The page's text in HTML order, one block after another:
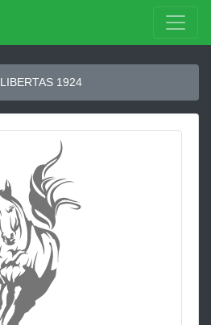
LIBERTAS 1924